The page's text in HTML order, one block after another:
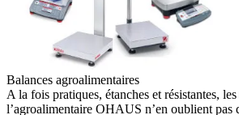
Balances agroalimentaires
A la fois pratiques, étanches et résistantes,
l’agroalimentaire OHAUS n’en oublient pas